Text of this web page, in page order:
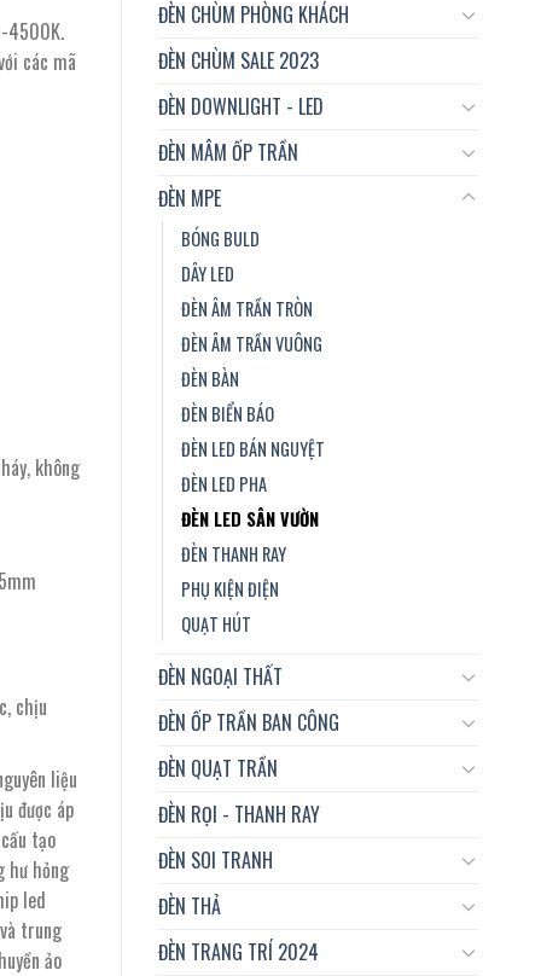
ĐÈN CHÙM PHÒNG KHÁCH
ĐÈN CHÙM SALE 2023
ĐÈN DOWNLIGHT - LED
ĐÈN MÂM ỐP TRẦN
ĐÈN MPE
BÓNG BULD
DÂY LED
ĐÈN ÂM TRẦN TRÒN
ĐÈN ÂM TRẦN VUÔNG
ĐÈN BÀN
ĐÈN BIỂN BÁO
ĐÈN LED BÁN NGUYỆT
ĐÈN LED PHA
ĐÈN LED SÂN VƯỜN
ĐÈN THANH RAY
PHỤ KIỆN ĐIỆN
QUẠT HÚT
ĐÈN NGOẠI THẤT
ĐÈN ỐP TRẦN BAN CÔNG
ĐÈN QUẠT TRẦN
ĐÈN RỌI - THANH RAY
ĐÈN SOI TRANH
ĐÈN THẢ
ĐÈN TRANG TRÍ 2024
các mã
không
chịu
liệu
được áp
tạo
hư hỏng
led
trung
ảo